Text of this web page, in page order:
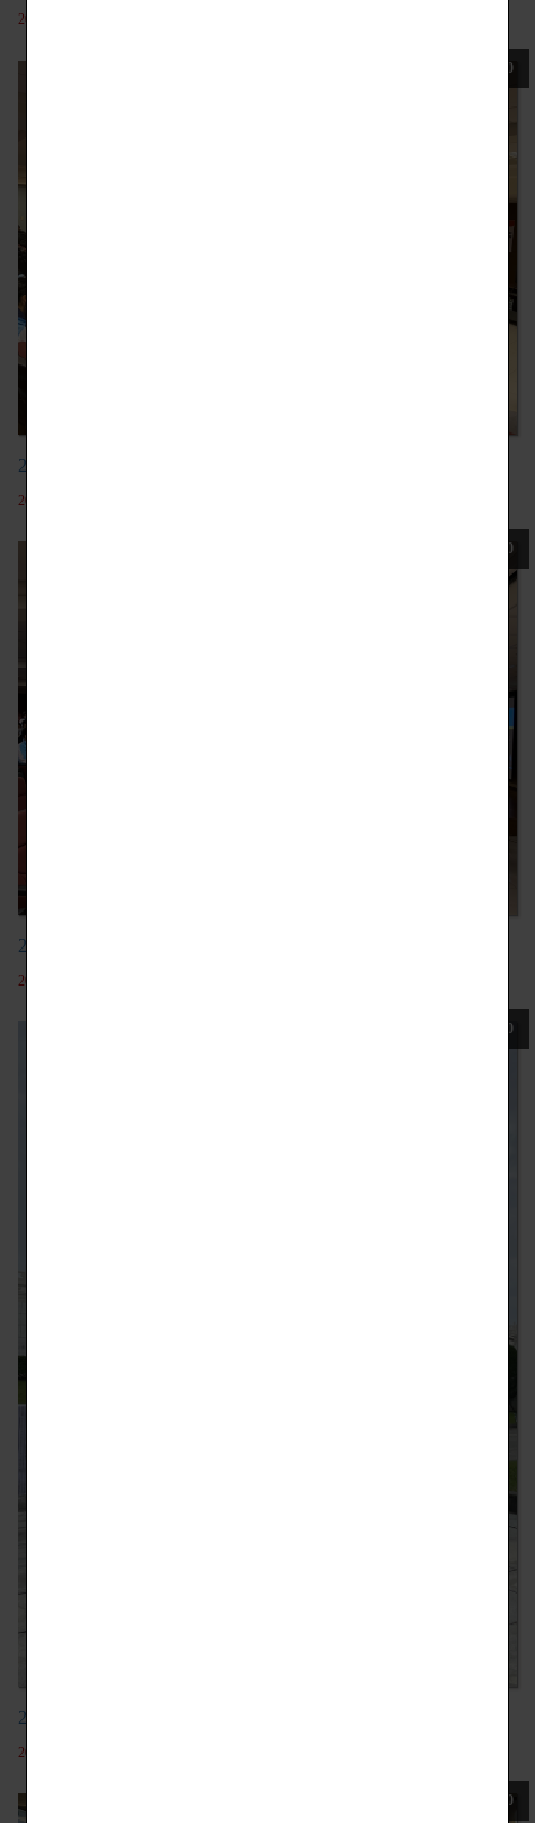
2024-04-26
110
20211117影視劇場產業分享
2022-05-19
110
20211202劇場室內裝修案例
2022-05-19
110
20211223慕夏展覽
2022-05-19
110